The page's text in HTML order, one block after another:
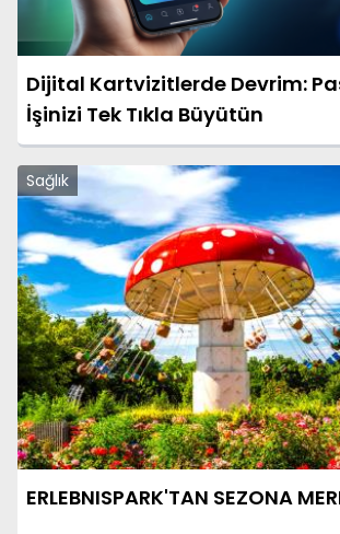
Dijital Kartvizitlerde Devrim:
İşinizi Tek Tıkla Büyütün
Sağlık
ERLEBNISPARK'TAN SEZONA